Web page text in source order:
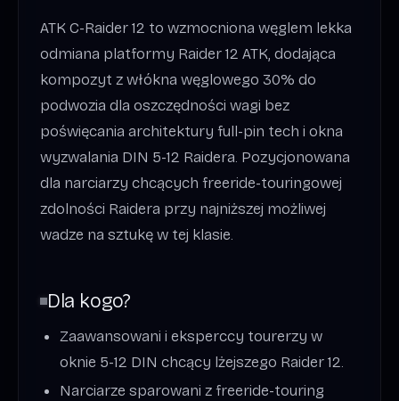
ATK C-Raider 12 to wzmocniona węglem lekka
odmiana platformy Raider 12 ATK, dodająca
kompozyt z włókna węglowego 30% do
podwozia dla oszczędności wagi bez
poświęcania architektury full-pin tech i okna
wyzwalania DIN 5-12 Raidera. Pozycjonowana
dla narciarzy chcących freeride-touringowej
zdolności Raidera przy najniższej możliwej
wadze na sztukę w tej klasie.
Dla kogo?
Zaawansowani i eksperccy tourerzy w
oknie 5-12 DIN chcący lżejszego Raider 12.
Narciarze sparowani z freeride-touring